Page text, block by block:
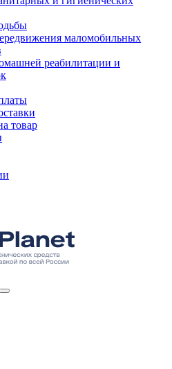
маломобильных
реабилитации и
товар